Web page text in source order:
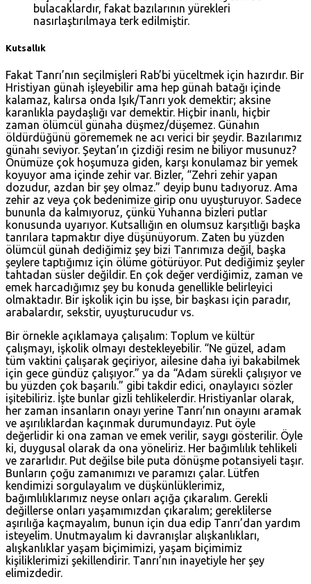
bulacaklardır, fakat bazılarının yürekleri
nasırlaştırılmaya terk edilmiştir.
Kutsallık
Fakat Tanrı’nın seçilmişleri Rab’bi yüceltmek için hazırdır. Bir
Hristiyan günah işleyebilir ama hep günah batağı içinde
kalamaz, kalırsa onda Işık/Tanrı yok demektir; aksine
karanlıkla paydaşlığı var demektir. Hiçbir inanlı, hiçbir
zaman ölümcül günaha düşmez/düşemez. Günahın
öldürdüğünü görememek ne acı verici bir şeydir. Bazılarımız
günahı seviyor. Şeytan’ın çizdiği resim ne biliyor musunuz?
Önümüze çok hoşumuza giden, karşı konulamaz bir yemek
koyuyor ama içinde zehir var. Bizler, “Zehri zehir yapan
dozudur, azdan bir şey olmaz.” deyip bunu tadıyoruz. Ama
zehir az veya çok bedenimize girip onu uyuşturuyor. Sadece
bununla da kalmıyoruz, çünkü Yuhanna bizleri putlar
konusunda uyarıyor. Kutsallığın en olumsuz karşıtlığı başka
tanrılara tapmaktır diye düşünüyorum. Zaten bu yüzden
ölümcül günah dediğimiz şey bizi Tanrımıza değil, başka
şeylere taptığımız için ölüme götürüyor. Put dediğimiz şeyler
tahtadan süsler değildir. En çok değer verdiğimiz, zaman ve
emek harcadığımız şey bu konuda genellikle belirleyici
olmaktadır. Bir işkolik için bu işse, bir başkası için paradır,
arabalardır, sekstir, uyuşturucudur vs.
Bir örnekle açıklamaya çalışalım: Toplum ve kültür
çalışmayı, işkolik olmayı destekleyebilir. “Ne güzel, adam
tüm vaktini çalışarak geçiriyor, ailesine daha iyi bakabilmek
için gece gündüz çalışıyor.” ya da “Adam sürekli çalışıyor ve
bu yüzden çok başarılı.” gibi takdir edici, onaylayıcı sözler
işitebiliriz. İşte bunlar gizli tehlikelerdir. Hristiyanlar olarak,
her zaman insanların onayı yerine Tanrı’nın onayını aramak
ve aşırılıklardan kaçınmak durumundayız. Put öyle
değerlidir ki ona zaman ve emek verilir, saygı gösterilir. Öyle
ki, duygusal olarak da ona yöneliriz. Her bağımlılık tehlikeli
ve zararlıdır. Put değilse bile puta dönüşme potansiyeli taşır.
Bunların çoğu zamanımızı ve paramızı çalar. Lütfen
kendimizi sorgulayalım ve düşkünlüklerimiz,
bağımlılıklarımız neyse onları açığa çıkaralım. Gerekli
değillerse onları yaşamımızdan çıkaralım; gereklilerse
aşırılığa kaçmayalım, bunun için dua edip Tanrı’dan yardım
isteyelim. Unutmayalım ki davranışlar alışkanlıkları,
alışkanlıklar yaşam biçimimizi, yaşam biçimimiz
kişiliklerimizi şekillendirir. Tanrı’nın inayetiyle her şey
elimizdedir.